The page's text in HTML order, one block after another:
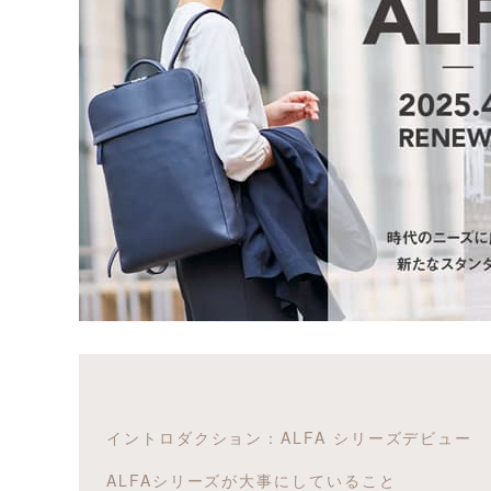
イントロダクション：ALFA シリーズデビュー
ALFAシリーズが大事にしていること